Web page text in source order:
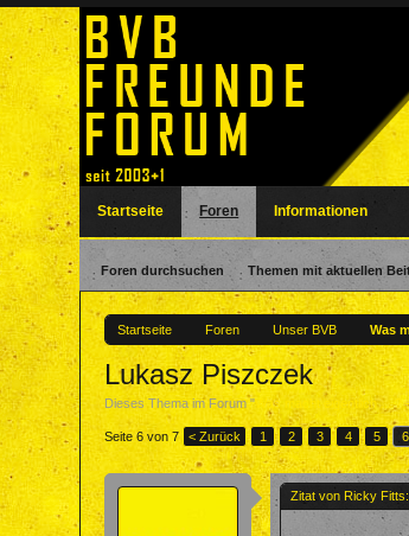
Startseite Foren Unser BVB Was
Lukasz Piszczek
Dieses Thema im Forum "Was macht eigentlich ... ?
Seite 6 von 7 < Zurück 1 2 3 4 5 6
Zitat von Ricky Fitts:
Startseite Foren
Foren durchsuchen Themen mit aktuellen
Informationen